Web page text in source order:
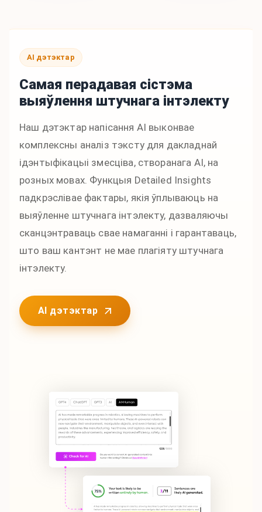
AI дэтэктар
Самая перадавая сістэма
выяўлення штучнага інтэлекту
Наш дэтэктар напісання AI выконвае
комплексны аналіз тэксту для дакладнай
ідэнтыфікацыі змесціва, створанага AI, на
розных мовах. Функцыя Detailed Insights
падкрэслівае фактары, якія ўплываюць на
выяўленне штучнага інтэлекту, дазваляючы
сканцэнтраваць свае намаганні і гарантаваць,
што ваш кантэнт не мае плагіяту штучнага
інтэлекту.
AI дэтэктар